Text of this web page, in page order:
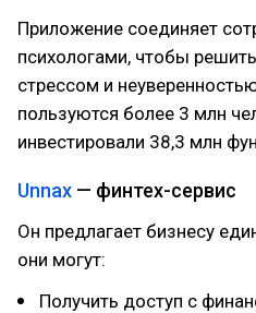
Приложение соединяет
психологами, чтобы
стрессом и
пользуются более 3 млн
инвестировали 38,3 млн
Unnax — финтех-сервис
Он предлагает бизнесу
они могут:
Получить доступ с